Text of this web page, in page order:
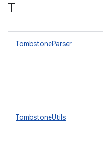
T
TombstoneParser
TombstoneUtils